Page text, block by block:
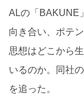
ALの「BAKUNE
向き合い、ポテ
思想はどこから
いるのか。同社
を追った。